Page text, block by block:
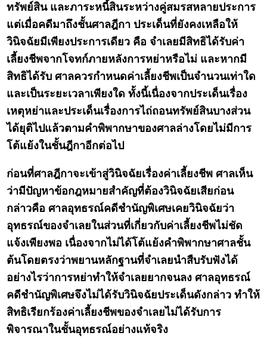
ทรัพย์สิน และภาระหนี้สินระหว่างคู่สมรสหลายประการ
แต่เมื่อคดีมาถึงชั้นศาลฎีกา ประเด็นที่ยังคงเหลือให้
วินิจฉัยมีเพียงประการเดียว คือ จำเลยมีสิทธิได้รับค่า
เลี้ยงชีพจากโจทก์ภายหลังการหย่าหรือไม่ และหากมี
สิทธิได้รับ ศาลควรกำหนดค่าเลี้ยงชีพเป็นจำนวนเท่าใด
และเป็นระยะเวลาเพียงใด ทั้งนี้เนื่องจากประเด็นเรื่อง
เหตุหย่าและประเด็นเรื่องการไถ่ถอนทรัพย์สินบางส่วน
ได้ยุติไปแล้วตามคำพิพากษาของศาลล่างโดยไม่มีการ
โต้แย้งในชั้นฎีกาอีกต่อไป
ก่อนที่ศาลฎีกาจะเข้าสู่วินิจฉัยเรื่องค่าเลี้ยงชีพ ศาลเห็น
ว่ามีปัญหาข้อกฎหมายสำคัญที่ต้องวินิจฉัยเสียก่อน
กล่าวคือ ศาลอุทธรณ์คดีชำนัญพิเศษเคยวินิจฉัยว่า
อุทธรณ์ของจำเลยในส่วนที่เกี่ยวกับค่าเลี้ยงชีพไม่ชัด
แจ้งเพียงพอ เนื่องจากไม่ได้โต้แย้งคำพิพากษาศาลชั้น
ต้นโดยตรงว่าพยานหลักฐานที่จำเลยนำสืบรับฟังได้
อย่างไรว่าการหย่าทำให้จำเลยยากจนลง ศาลอุทธรณ์
คดีชำนัญพิเศษจึงไม่ได้รับวินิจฉัยประเด็นดังกล่าว ทำให้
สิทธิเรียกร้องค่าเลี้ยงชีพของจำเลยไม่ได้รับการ
พิจารณาในชั้นอุทธรณ์อย่างแท้จริง